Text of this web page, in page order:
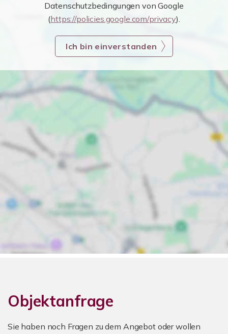
Datenschutzbedingungen von Google
(https://policies.google.com/privacy).
Ich bin einverstanden
Objektanfrage
Sie haben noch Fragen zu dem Angebot oder wollen